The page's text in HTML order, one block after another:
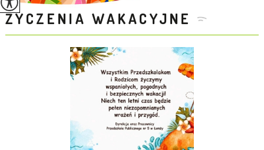
ŻYCZENIA WAKACYJNE